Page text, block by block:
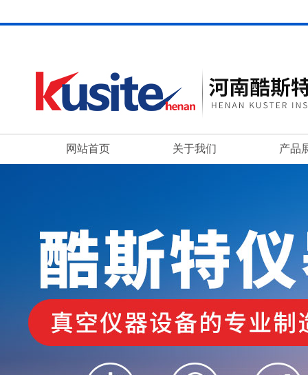
网站首页 关于我们 产品